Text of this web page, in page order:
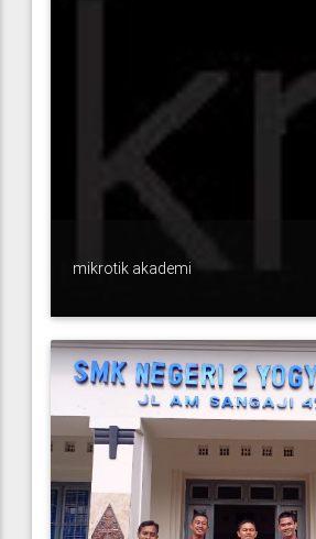
mikrotik akademi